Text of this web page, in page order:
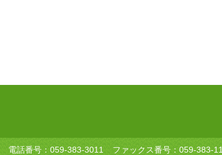
電話番号： 059-383-3011 ファックス番号：059-383-